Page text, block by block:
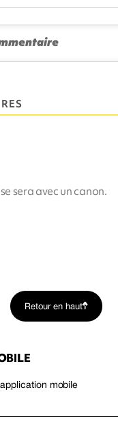
sera avec un canon.
Retour en haut
mobile